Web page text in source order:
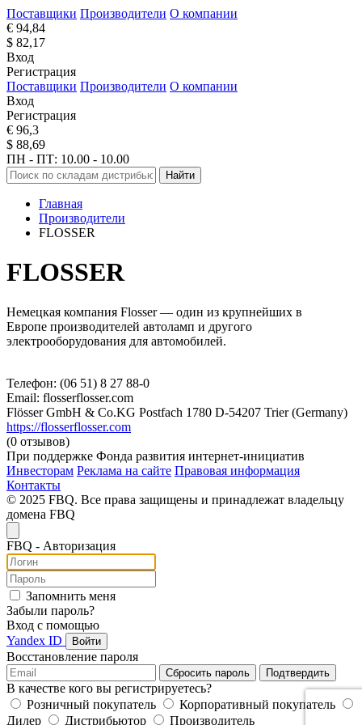
Поставщики Производители О компании
€ 94,84
$ 82,17
Вход
Регистрация
Поставщики Производители О компании
Вход
Регистрация
€ 96,3
$ 88,69
ПН - ПТ: 10.00 - 10.00
Найти
Главная
Производители
FLOSSER
FLOSSER
Немецкая компания Flosser — один из крупнейших в
Европе производителей автоламп и другого
электрооборудования для автомобилей.
Телефон: (06 51) 8 27 88-0
Email: flosserflosser.com
Flösser GmbH & Co.KG Postfach 1780 D-54207 Trier (Germany)
https://flosserflosser.com
(0 отзывов)
При поддержке Фонда развития интернет-инициатив
Инвесторам Реклама на сайте Правовая информация
Контакты
© 2025 FBQ. Все права защищены и принадлежат владельцу
домена FBQ
FBQ - Авторизация
Запомнить меня
Забыли пароль?
Вход с помощью
Yandex ID
Войти
Восстановление пароля
Сбросить пароль Подтвердить
В качестве кого вы регистрируетесь?
Розничный покупатель
Корпоративный покупатель
Дилер
Дистрибьютор Производитель